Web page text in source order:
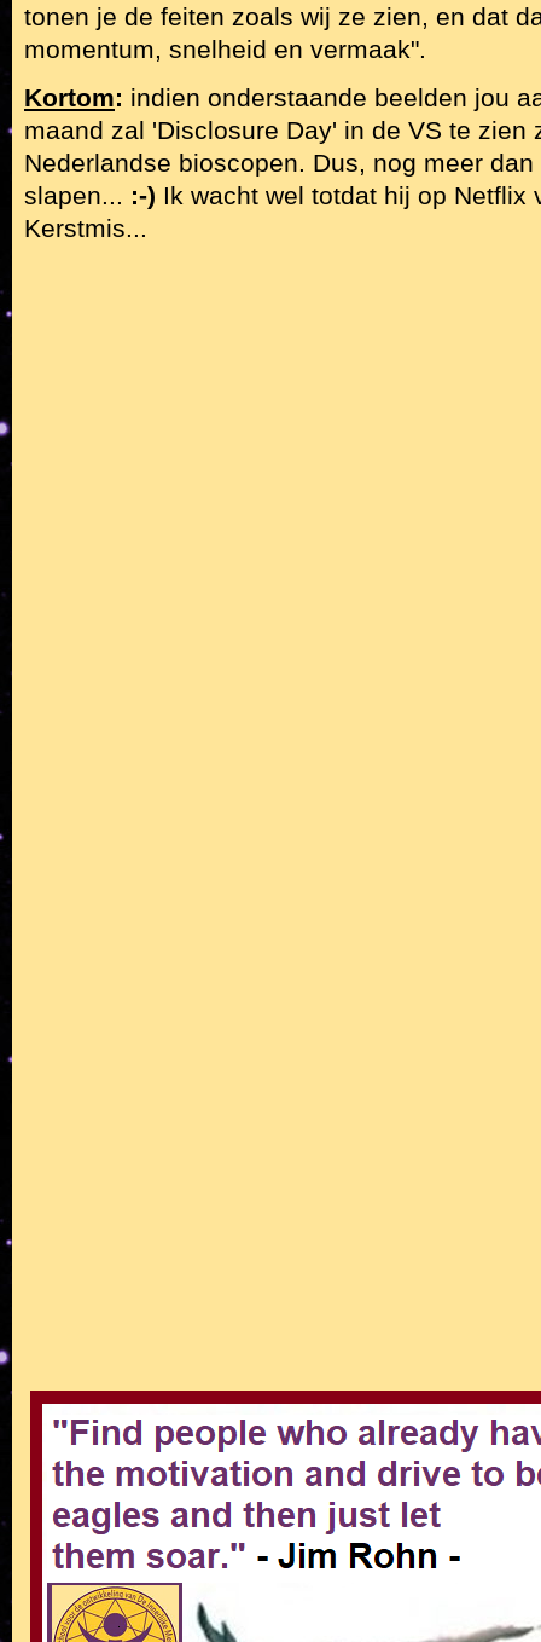
tonen je de feiten zoals wij ze zien, en dat
momentum, snelheid en vermaak".
Kortom: indien onderstaande beelden jou
maand zal 'Disclosure Day' in de VS te zien
Nederlandse bioscopen. Dus, nog meer
slapen... :-) Ik wacht wel totdat hij op Netflix
Kerstmis...